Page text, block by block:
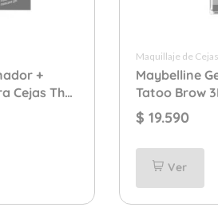
+
Cejas The
Maquillaje de Cejas
Maybelline
Tatoo Brow
Brown
$ 19.590
Ver